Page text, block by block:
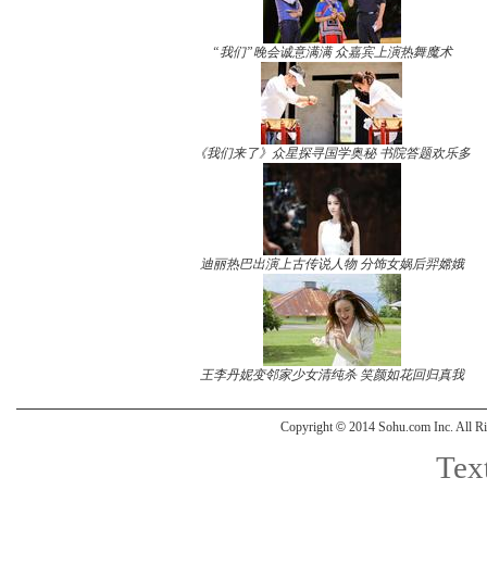
“我们”晚会诚意满满 众嘉宾上演热舞魔术
《我们来了》众星探寻国学奥秘 书院答题欢乐多
迪丽热巴出演上古传说人物 分饰女娲后羿嫦娥
王李丹妮变邻家少女清纯杀 笑颜如花回归真我
Copyright © 2014 Sohu.com Inc. All